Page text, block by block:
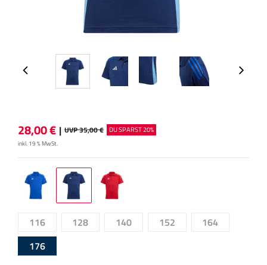
28,00€ | UVP 35,00 € DU SPARST 20%
inkl. 19 % MwSt.
116 128 140 152
164
176